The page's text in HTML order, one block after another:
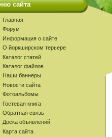
сайта
Главная
Форум
Информация о сайте
О йоркширском терьере
Каталог статей
Каталог файлов
Наши баннеры
Новости сайта
Фотоальбомы
Гостевая книга
Обратная связь
Доска объявлений
Карта сайта